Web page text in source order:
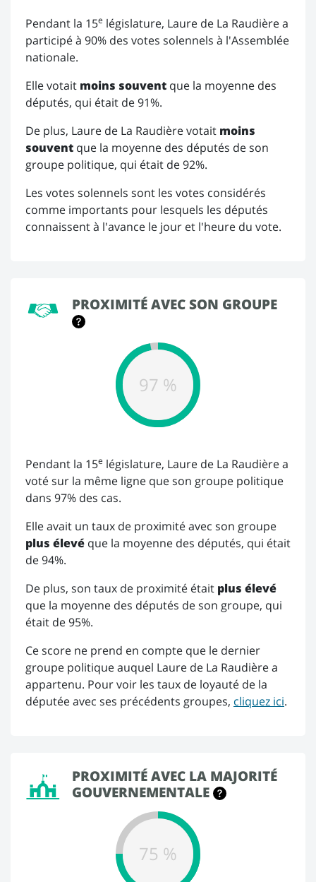
Pendant la 15e législature, Laure de La Raudière a
participé à 90% des votes solennels à l'Assemblée
nationale.
Elle votait moins souvent que la moyenne des
députés, qui était de 91%.
De plus, Laure de La Raudière votait moins
souvent que la moyenne des députés de son
groupe politique, qui était de 92%.
Les votes solennels sont les votes considérés
comme importants pour lesquels les députés
connaissent à l'avance le jour et l'heure du vote.
PROXIMITÉ AVEC SON GROUPE
97 %
Pendant la 15e législature, Laure de La Raudière a
voté sur la même ligne que son groupe politique
dans 97% des cas.
Elle avait un taux de proximité avec son groupe
plus élevé que la moyenne des députés, qui était
de 94%.
De plus, son taux de proximité était plus élevé
que la moyenne des députés de son groupe, qui
était de 95%.
Ce score ne prend en compte que le dernier
groupe politique auquel Laure de La Raudière a
appartenu. Pour voir les taux de loyauté de la
députée avec ses précédents groupes, cliquez ici.
PROXIMITÉ AVEC LA MAJORITÉ
GOUVERNEMENTALE
75 %